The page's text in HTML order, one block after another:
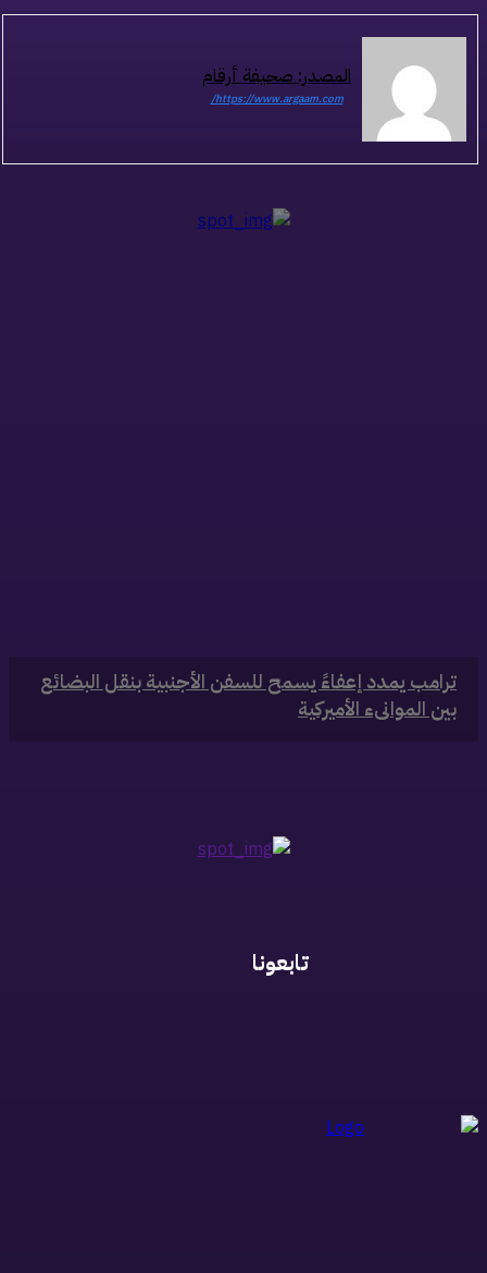
‏ترامب يمدد إعفاءً يسمح للسفن الأجنبية بنقل البضائع
بين الموانىء الأميركية
المصدر: صحيفة أرقام
https://www.argaam.com/
تابعونا